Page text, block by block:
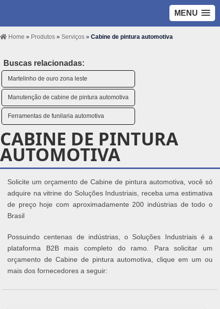
MENU
Home » Produtos » Serviços » Cabine de pintura automotiva
Buscas relacionadas:
Martelinho de ouro zona leste
Manutenção de cabine de pintura automotiva
Ferramentas de funilaria automotiva
CABINE DE PINTURA
AUTOMOTIVA
Solicite um orçamento de Cabine de pintura automotiva, você só
adquire na vitrine do Soluções Industriais, receba uma estimativa
de preço hoje com aproximadamente 200 indústrias de todo o
Brasil
Possuindo centenas de indústrias, o Soluções Industriais é a
plataforma B2B mais completo do ramo. Para solicitar um
orçamento de Cabine de pintura automotiva, clique em um ou
mais dos fornecedores a seguir: